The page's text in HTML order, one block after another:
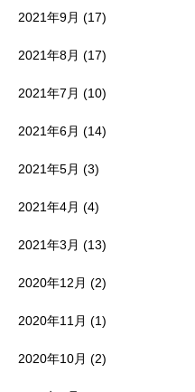
2021年9月 (17)
2021年8月 (17)
2021年7月 (10)
2021年6月 (14)
2021年5月 (3)
2021年4月 (4)
2021年3月 (13)
2020年12月 (2)
2020年11月 (1)
2020年10月 (2)